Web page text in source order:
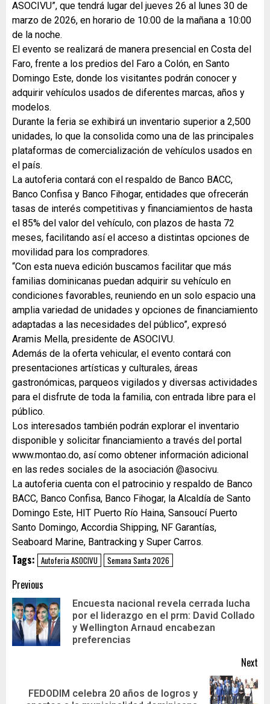
ASOCIVU”, que tendrá lugar del jueves 26 al lunes 30 de
marzo de 2026, en horario de 10:00 de la mañana a 10:00
de la noche.
El evento se realizará de manera presencial en Costa del
Faro, frente a los predios del Faro a Colón, en Santo
Domingo Este, donde los visitantes podrán conocer y
adquirir vehículos usados de diferentes marcas, años y
modelos.
Durante la feria se exhibirá un inventario superior a 2,500
unidades, lo que la consolida como una de las principales
plataformas de comercialización de vehículos usados en
el país.
La autoferia contará con el respaldo de Banco BACC,
Banco Confisa y Banco Fihogar, entidades que ofrecerán
tasas de interés competitivas y financiamientos de hasta
el 85% del valor del vehículo, con plazos de hasta 72
meses, facilitando así el acceso a distintas opciones de
movilidad para los compradores.
“Con esta nueva edición buscamos facilitar que más
familias dominicanas puedan adquirir su vehículo en
condiciones favorables, reuniendo en un solo espacio una
amplia variedad de unidades y opciones de financiamiento
adaptadas a las necesidades del público”, expresó
Aramis Mella, presidente de ASOCIVU.
Además de la oferta vehicular, el evento contará con
presentaciones artísticas y culturales, áreas
gastronómicas, parqueos vigilados y diversas actividades
para el disfrute de toda la familia, con entrada libre para el
público.
Los interesados también podrán explorar el inventario
disponible y solicitar financiamiento a través del portal
www.montao.do, así como obtener información adicional
en las redes sociales de la asociación @asocivu.
La autoferia cuenta con el patrocinio y respaldo de Banco
BACC, Banco Confisa, Banco Fihogar, la Alcaldía de Santo
Domingo Este, HIT Puerto Río Haina, Sansoucí Puerto
Santo Domingo, Accordia Shipping, NF Garantías,
Seaboard Marine, Bantracking y Super Carros.
Tags: Autoferia ASOCIVU Semana Santa 2026
Previous
Encuesta nacional revela cerrada lucha
por el liderazgo en el prm: David Collado
y Wellington Arnaud encabezan
preferencias
Next
FEDODIM celebra 20 años de logros y